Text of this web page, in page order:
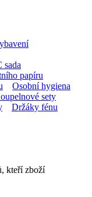
sada
papíru
Osobní hygiena
sety
Držáky fénu
kteří zboží